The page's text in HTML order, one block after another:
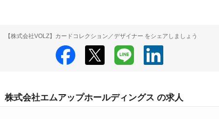
【株式会社VOLZ】カードコレクション／デザイナー をシェアしましょう
株式会社エムアップホールディングス の求人